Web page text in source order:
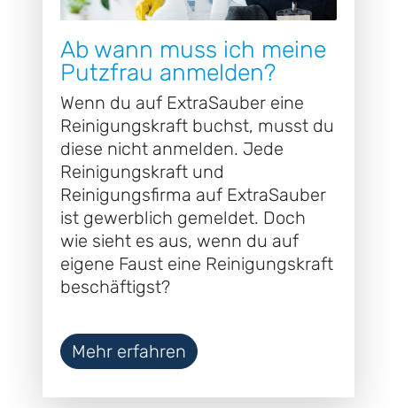
Ab wann muss ich meine
Putzfrau anmelden?
Wenn du auf ExtraSauber eine
Reinigungskraft buchst, musst du
diese nicht anmelden. Jede
Reinigungskraft und
Reinigungsfirma auf ExtraSauber
ist gewerblich gemeldet. Doch
wie sieht es aus, wenn du auf
eigene Faust eine Reinigungskraft
beschäftigst?
Mehr erfahren